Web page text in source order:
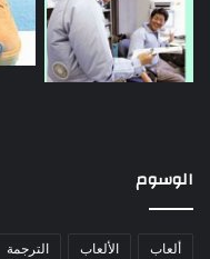
الوسوم
ألعاب الألعاب الترجمة